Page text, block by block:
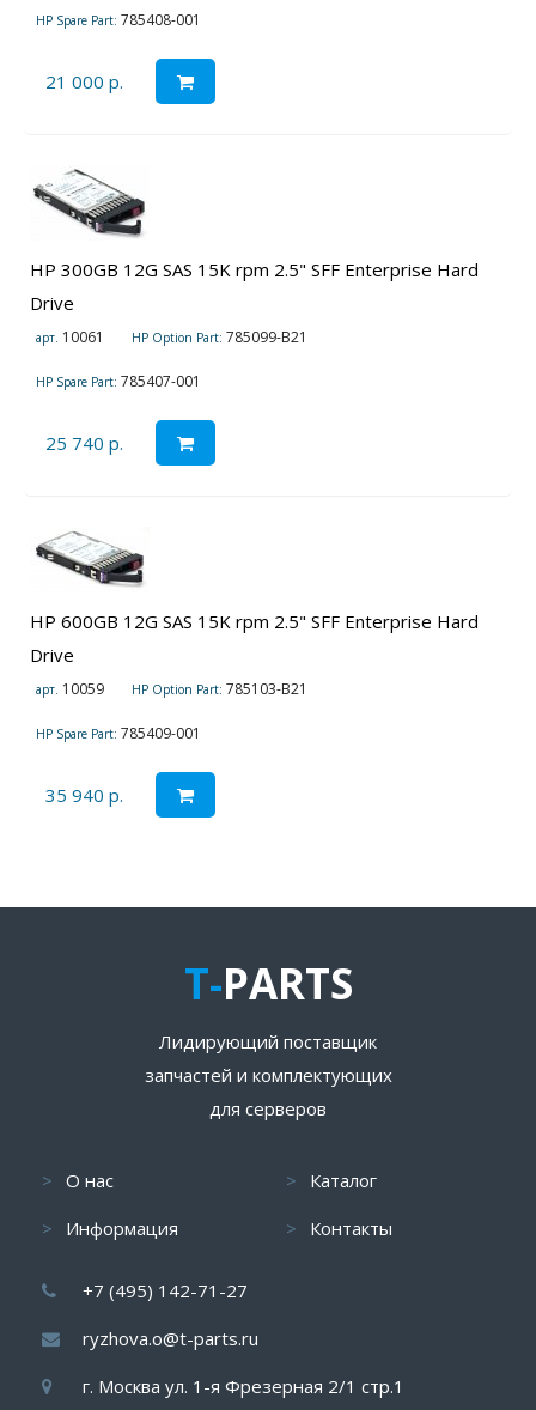
HP Spare Part: 785408-001
21 000 р.
HP 300GB 12G SAS 15K rpm 2.5" SFF Enterprise Hard
Drive
арт. 10061 HP Option Part: 785099-B21
HP Spare Part: 785407-001
25 740 р.
HP 600GB 12G SAS 15K rpm 2.5" SFF Enterprise Hard
Drive
арт. 10059 HP Option Part: 785103-B21
HP Spare Part: 785409-001
35 940 р.
T-PARTS
Лидирующий поставщик
запчастей и комплектующих
для серверов
О нас
Информация
Каталог
Контакты
+7 (495) 142-71-27
ryzhova.o@t-parts.ru
г. Москва ул. 1-я Фрезерная 2/1 стр.1